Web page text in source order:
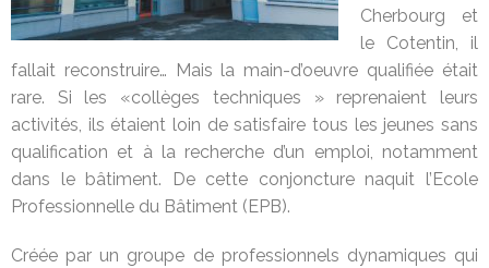
Cherbourg et
le Cotentin, il
fallait reconstruire… Mais la main-d’oeuvre qualifiée était
rare. Si les «collèges techniques » reprenaient leurs
activités, ils étaient loin de satisfaire tous les jeunes sans
qualification et à la recherche d’un emploi, notamment
dans le bâtiment. De cette conjoncture naquit l’Ecole
Professionnelle du Bâtiment (EPB).
Créée par un groupe de professionnels dynamiques qui